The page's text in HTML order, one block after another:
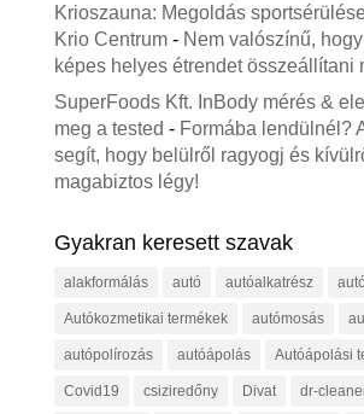
Krioszauna: Megoldás
Krio Centrum- Nem valószínű,
képes helyes étrendet összeállítani
SuperFoods Kft. InBody mérés &
meg a tested - Formába lendülnél?
segít, hogy belülről ragyogj és
magabiztos légy!
Gyakran keresett szavak
alakformálás autó autóalkatrész
Autókozmetikai termékek autómosás
autópolírozás autóápolás Autóápolási
Covid19 csiziredőny Divat dr-